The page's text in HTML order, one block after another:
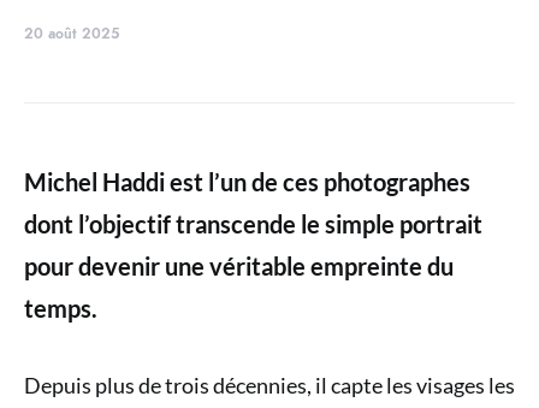
20 août 2025
Michel Haddi est l’un de ces photographes
dont l’objectif transcende le simple portrait
pour devenir une véritable empreinte du
temps.
Depuis plus de trois décennies, il capte les visages les